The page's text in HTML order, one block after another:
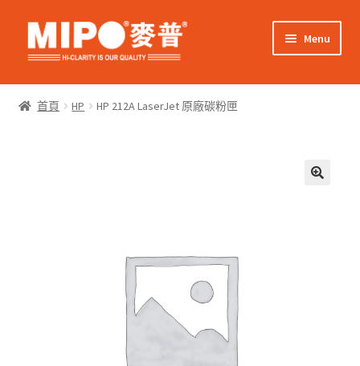
Skip
to
Skip
to
Menu
網上購物
Expand
child
首頁 HP HP 212A LaserJet 原廠碳粉匣